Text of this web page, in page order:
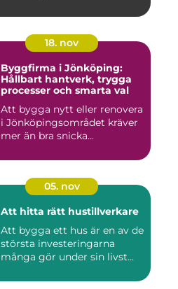
18. nov
Byggfirma i Jönköping:
Hållbart hantverk, trygga
processer och smarta val
Att bygga nytt eller renovera
i Jönköpingsområdet kräver
mer än bra snicka...
05. nov
Att hitta rätt hustillverkare
Att bygga ett hus är en av de
största investeringarna
många gör under sin livst...